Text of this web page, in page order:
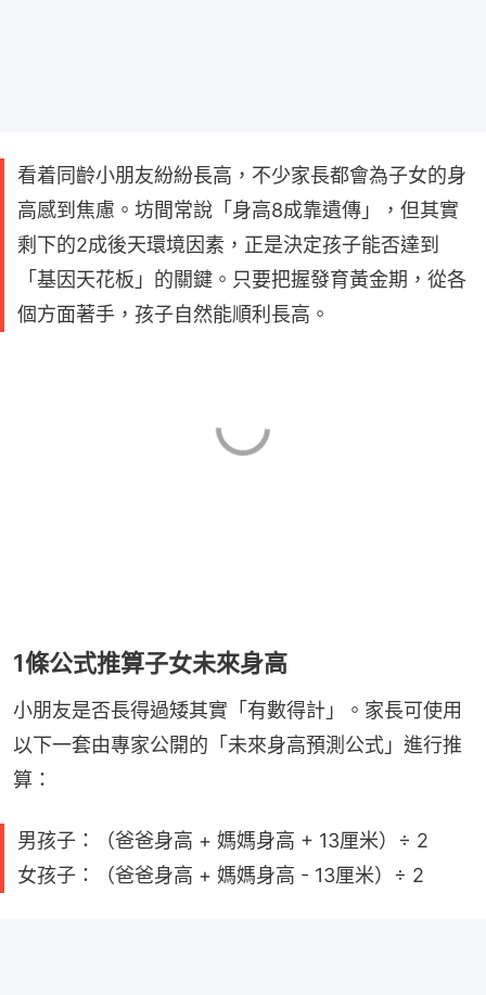
看着同齡小朋友紛紛長高，不少家長都會為子女的身
高感到焦慮。坊間常說「身高8成靠遺傳」，但其實
剩下的2成後天環境因素，正是決定孩子能否達到
「基因天花板」的關鍵。只要把握發育黃金期，從各
個方面著手，孩子自然能順利長高。
1條公式推算子女未來身高
小朋友是否長得過矮其實「有數得計」。家長可使用
以下一套由專家公開的「未來身高預測公式」進行推
算：
男孩子：（爸爸身高 + 媽媽身高 + 13厘米）÷ 2
女孩子：（爸爸身高 + 媽媽身高 - 13厘米）÷ 2